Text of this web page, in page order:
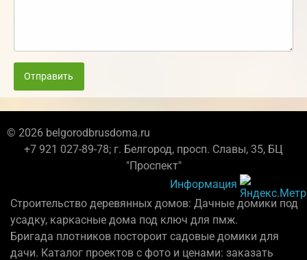
Отправить
© 2026 belgorodbrusdoma.ru
+7 921 027-89-78; г. Белгород, просп. Славы, 35, БЦ
"Проспект"
Информация
Строительство деревянных домов: Дачные домики под
усадку, каркасные дома под ключ для пмж.
Бригада плотников постороит садовые домики для
дачи. Каталог проектов с фото и ценами: заказать